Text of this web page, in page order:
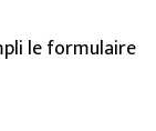
le formulaire